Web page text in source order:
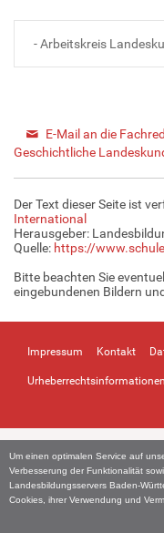
Um einen optimalen Service auf
Verbesserung der Funktionalität
Landesbildungsservers Baden-
Cookies, ihrer Verwendung und
- Arbeitskreis
E-Mail an die
Geschichtliche
Der Text dieser Seite ist
International
Herausgeber:
Quelle: https://
Bitte beachten Sie
eingebundenen Bildern
Impressum Kontakt
Urheberrechtsinformationen